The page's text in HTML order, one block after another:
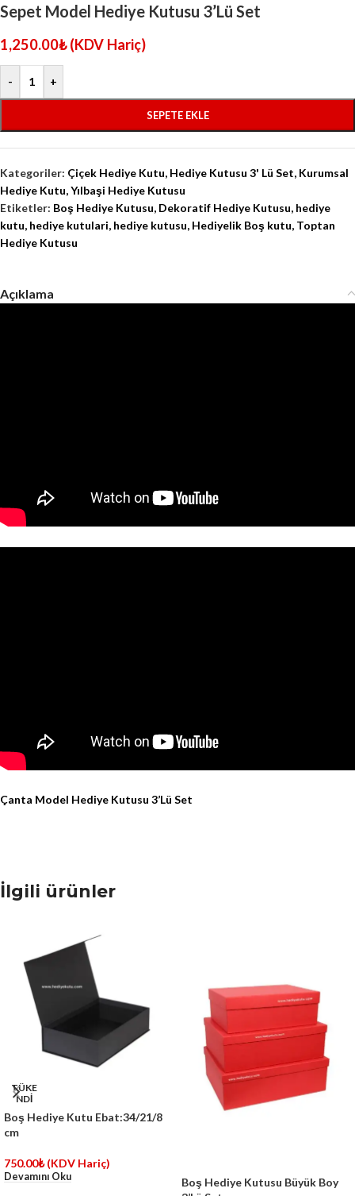
Sepet Model Hediye Kutusu 3’Lü Set
1,250.00₺ (KDV Hariç)
- +
SEPETE EKLE
Kategoriler: Çiçek Hediye Kutu, Hediye Kutusu 3' Lü Set, Kurumsal
Hediye Kutu,Yılbaşi Hediye Kutusu
Etiketler: Boş Hediye Kutusu, Dekoratif Hediye Kutusu, hediye
kutu, hediye kutulari, hediye kutusu, Hediyelik Boş kutu, Toptan
Hediye Kutusu
Açıklama
Çanta Model Hediye Kutusu 3’Lü Set
İlgili ürünler
TÜKE
NDİ
Boş Hediye Kutu Ebat:34/21/8
cm
750.00₺ (KDV Hariç)
Devamını Oku
Boş Hediye Kutusu Büyük Boy